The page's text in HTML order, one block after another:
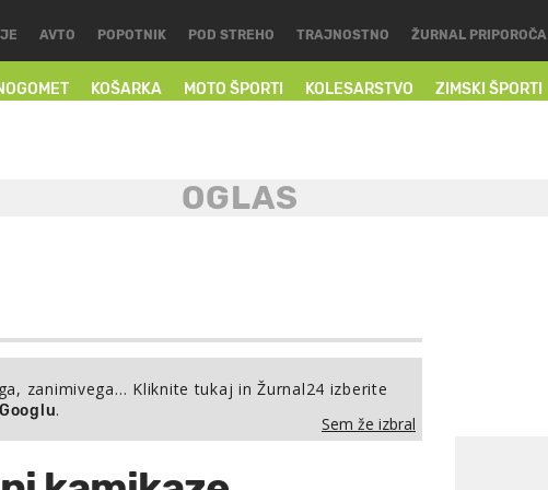
KOŠARKA MOTO ŠPORTI KOLESARSTVO ZIMSKI ŠPORTI
AVTO POPOTNIK POD STREHO TRAJNOSTNO ŽURNAL PRIPOROČA
zanimivega… Kliknite tukaj in Žurnal24 izberite
.
Sem že izbral